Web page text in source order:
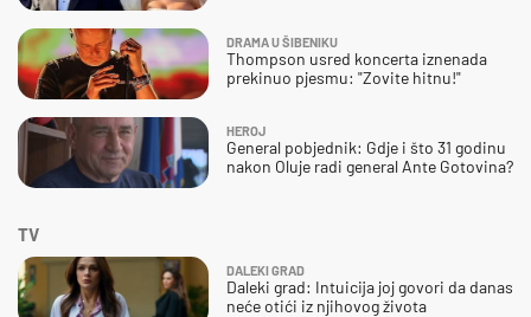
DRAMA U ŠIBENIKU
Thompson usred koncerta iznenada
prekinuo pjesmu: "Zovite hitnu!"
HEROJ
General pobjednik: Gdje i što 31 godinu
nakon Oluje radi general Ante Gotovina?
TV
DALEKI GRAD
Daleki grad: Intuicija joj govori da danas
neće otići iz njihovog života